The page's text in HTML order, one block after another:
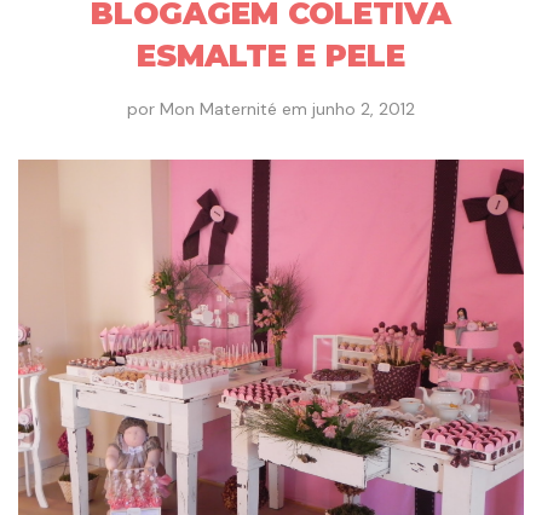
BLOGAGEM COLETIVA
ESMALTE E PELE
por Mon Maternité em junho 2, 2012